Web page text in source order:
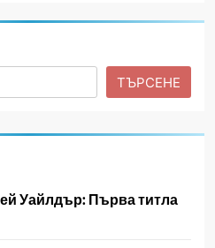
ТЪРСЕНЕ
Уайлдър: Първа титла